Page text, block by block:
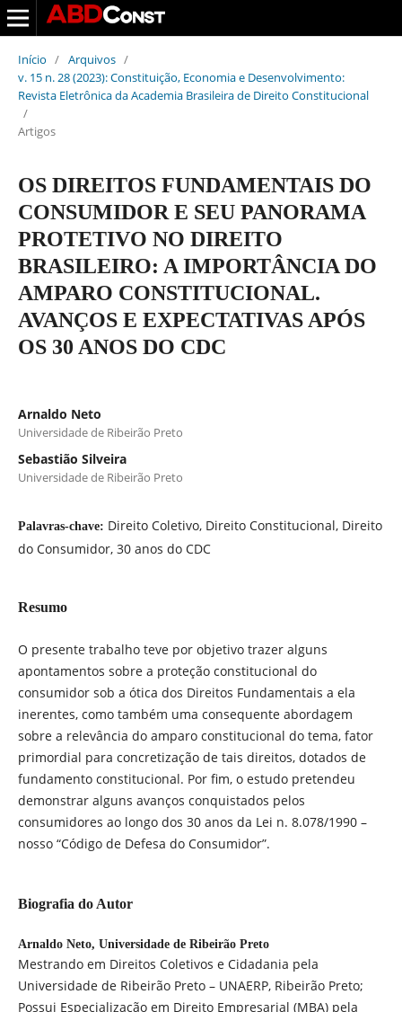
Início / Arquivos /
v. 15 n. 28 (2023): Constituição, Economia e Desenvolvimento:
Revista Eletrônica da Academia Brasileira de Direito Constitucional
/
Artigos
OS DIREITOS FUNDAMENTAIS DO
CONSUMIDOR E SEU PANORAMA
PROTETIVO NO DIREITO
BRASILEIRO: A IMPORTÂNCIA DO
AMPARO CONSTITUCIONAL.
AVANÇOS E EXPECTATIVAS APÓS
OS 30 ANOS DO CDC
Arnaldo Neto
Universidade de Ribeirão Preto
Sebastião Silveira
Universidade de Ribeirão Preto
Palavras-chave: Direito Coletivo, Direito Constitucional, Direito
do Consumidor, 30 anos do CDC
Resumo
O presente trabalho teve por objetivo trazer alguns
apontamentos sobre a proteção constitucional do
consumidor sob a ótica dos Direitos Fundamentais a ela
inerentes, como também uma consequente abordagem
sobre a relevância do amparo constitucional do tema, fator
primordial para concretização de tais direitos, dotados de
fundamento constitucional. Por fim, o estudo pretendeu
demonstrar alguns avanços conquistados pelos
consumidores ao longo dos 30 anos da Lei n. 8.078/1990 –
nosso “Código de Defesa do Consumidor”.
Biografia do Autor
Arnaldo Neto, Universidade de Ribeirão Preto
Mestrando em Direitos Coletivos e Cidadania pela
Universidade de Ribeirão Preto – UNAERP, Ribeirão Preto;
Possui Especialização em Direito Empresarial (MBA) pela